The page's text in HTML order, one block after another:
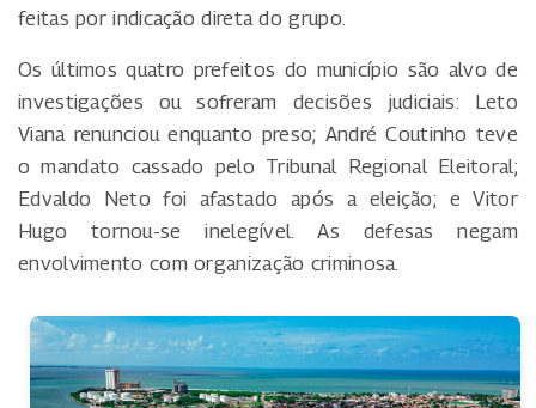
feitas por indicação direta do grupo.
Os últimos quatro prefeitos do município são alvo de
investigações ou sofreram decisões judiciais: Leto
Viana renunciou enquanto preso; André Coutinho teve
o mandato cassado pelo Tribunal Regional Eleitoral;
Edvaldo Neto foi afastado após a eleição; e Vitor
Hugo tornou-se inelegível. As defesas negam
envolvimento com organização criminosa.